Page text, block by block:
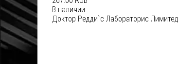
В наличии
Доктор Редди`с Лабораторис Лимитед